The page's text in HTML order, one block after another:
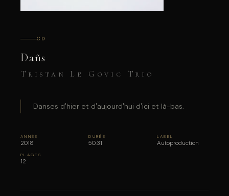
CD
Dañs
Tristan Le Govic Trio
Danses d'hier et d'aujourd'hui d'ici et là-bas.
ANNÉE
2018
DURÉE
50:31
LABEL
Autoproduction
PLAGES
12